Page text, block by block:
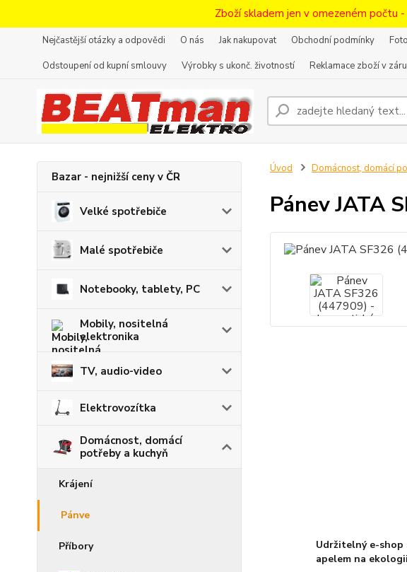
Zboží skladem jen v omezeném počtu
Nejčastější otázky a odpovědi O nás Jak nakupovat Obchodní podmínky
Odstoupení od kupní smlouvy
Výrobky s ukonč. životností Reklamace zboží v
Bazar - nejnižší ceny v ČR
Velké spotřebiče
Malé spotřebiče
Notebooky, tablety, PC
Mobily, nositelná
elektronika
TV, audio-video
Elektrovozítka
Domácnost, domácí
potřeby a kuchyň
Krájení
Pánve
Příbory
Úvod Domácnost, domácí
Pánev JATA
Udržitelný e-shop
apelem na ekologii